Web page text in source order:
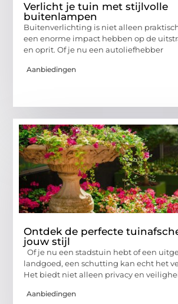
Verlicht je tuin met stijlvolle
buitenlampen
Buitenverlichting is niet alleen
een enorme impact hebben op de
en oprit. Of je nu een autoliefhebber
Aanbiedingen
Ontdek de perfecte
jouw stijl
Of je nu een stadstuin hebt of een
landgoed, een schutting kan echt het
Het biedt niet alleen privacy en
Aanbiedingen